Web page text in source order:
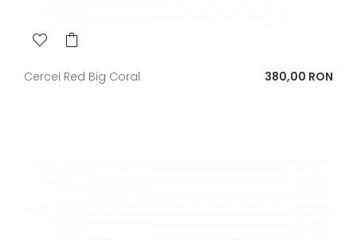
Cercei Red Big Coral Pret
380,00 RON